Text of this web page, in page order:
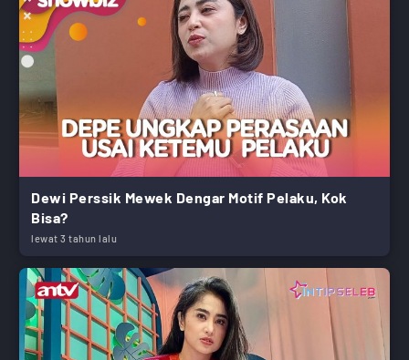
Dewi Perssik Mewek Dengar Motif Pelaku, Kok
Bisa?
lewat 3 tahun lalu